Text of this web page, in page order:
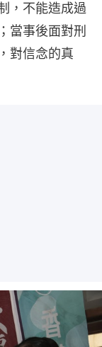
，不能造成過
當事後面對刑
對信念的真